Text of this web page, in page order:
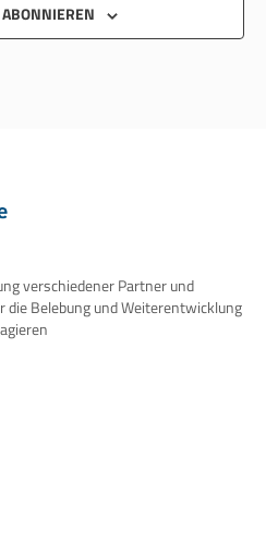
verschiedener Partner und
die Belebung und Weiterentwicklung